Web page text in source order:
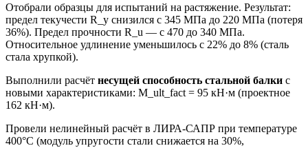
Отобрали образцы для испытаний на растяжение. Результат:
предел текучести R_y снизился с 345 МПа до 220 МПа (потеря
36%). Предел прочности R_u — с 470 до 340 МПа.
Относительное удлинение уменьшилось с 22% до 8% (сталь
стала хрупкой).
Выполнили расчёт несущей способность стальной балки с
новыми характеристиками: M_ult_fact = 95 кН·м (проектное
162 кН·м).
Провели нелинейный расчёт в ЛИРА-САПР при температуре
400°C (модуль упругости стали снижается на 30%,